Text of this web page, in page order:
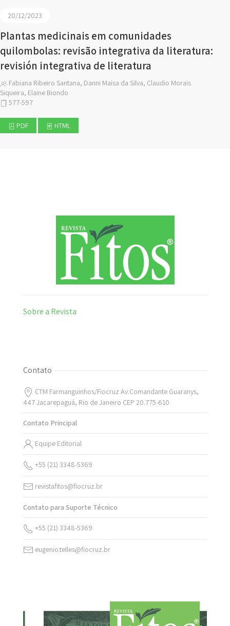
20/12/2023
Plantas medicinais em comunidades
quilombolas: revisão integrativa da literatura:
revisión integrativa de literatura
Fabiana Ribeiro Santana, Danni Maisa da Silva, Claudio Morais
Siqueira, Elaine Biondo
577-597
PDF HTML
Sobre a Revista
Contato
CTM Farmanguinhos/Fiocruz Av.Comandante Guaranys,
447 Jacarepaguá, Rio de Janeiro CEP 20.775-610
Contato Principal
Equipe Editorial
+55 (21) 3348-5369
revistafitos@fiocruz.br
Contato para Suporte Técnico
+55 (21) 3348-5369
eugenio.telles@fiocruz.br